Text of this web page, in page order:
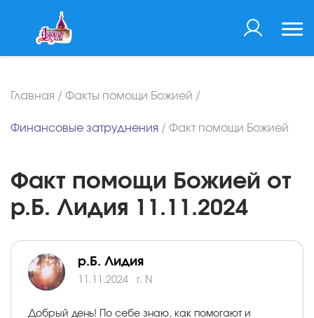
Главная / Факты помощи Божией /
Финансовые затруднения / Факт помощи Божией
Факт помощи Божией от
р.Б. Лидия 11.11.2024
р.Б. Лидия
11.11.2024 г. N
Добрый день! По себе знаю, как помогают и